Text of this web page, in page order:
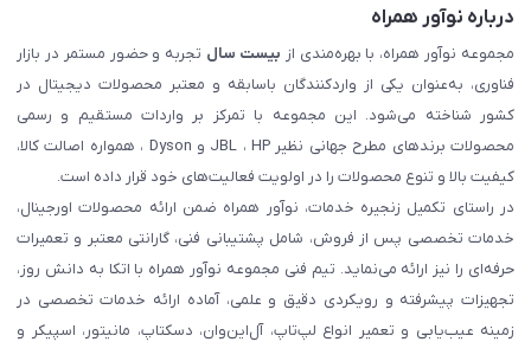
درباره نوآور همراه
مجموعه نوآور همراه، با بهره‌مندی از بیست سال تجربه و حضور مستمر در بازار
فناوری، به‌عنوان یکی از واردکنندگان باسابقه و معتبر محصولات دیجیتال در
کشور شناخته می‌شود. این مجموعه با تمرکز بر واردات مستقیم و رسمی
محصولات برندهای مطرح جهانی نظیر JBL ، HP و Dyson ، همواره اصالت کالا،
کیفیت بالا و تنوع محصولات را در اولویت فعالیت‌های خود قرار داده است.
در راستای تکمیل زنجیره خدمات، نوآور همراه ضمن ارائه محصولات اورجینال،
خدمات تخصصی پس از فروش، شامل پشتیبانی فنی، گارانتی معتبر و تعمیرات
حرفه‌ای را نیز ارائه می‌نماید. تیم فنی مجموعه نوآور همراه با اتکا به دانش روز،
تجهیزات پیشرفته و رویکردی دقیق و علمی، آماده ارائه خدمات تخصصی در
زمینه عیب‌یابی و تعمیر انواع لپ‌تاپ، آل‌این‌وان، دسکتاپ، مانیتور، اسپیکر و